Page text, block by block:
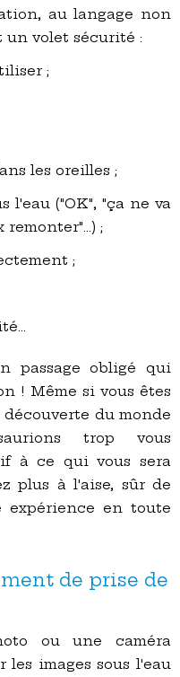
au langage non
un volet sécurité :
;
les oreilles ;
l'eau ("OK", "ça ne va
remonter"…) ;
;
passage obligé qui
! Même si vous êtes
du monde
trop vous
à ce qui vous sera
plus à l'aise, sûr de
expérience en toute
de prise de
ou une caméra
les images sous l'eau